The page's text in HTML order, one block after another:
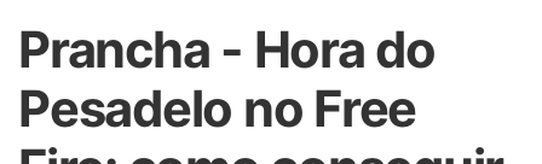
Prancha - Hora do
Pesadelo no Free